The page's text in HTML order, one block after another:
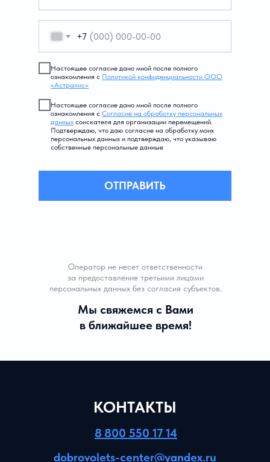
Мы свяжемся с Вами
в ближайшее время!
Оператор не несет ответственности
за предоставление третьими лицами
персональных данных без согласия субъектов.
+7
Настоящее согласие дано мной после полного
ознакомления с Политикой конфиденциальности ООО
«Астралис»
Настоящее согласие дано мной после полного
ознакомления с Согласие на обработку персональных
данных соискателя для организации перемещений.
Подтверждаю, что даю согласие на обработку моих
персональных данных и подтверждаю, что указываю
собственные персональные данные
ОТПРАВИТЬ
8 800 550 17 14
dobrovolets-center@yandex.ru
КОНТАКТЫ